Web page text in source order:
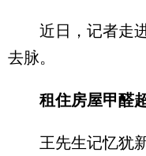
近日，记者走进
去脉。
租住房屋甲醛
王先生记忆犹新